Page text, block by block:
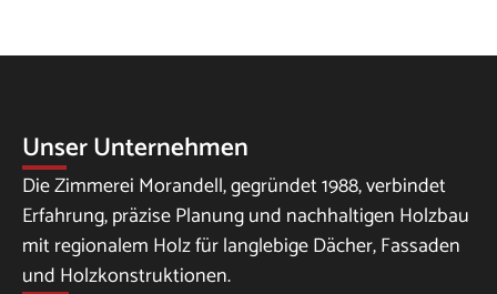
Unser Unternehmen
Die Zimmerei Morandell, gegründet 1988, verbindet
Erfahrung, präzise Planung und nachhaltigen Holzbau
mit regionalem Holz für langlebige Dächer, Fassaden
und Holzkonstruktionen.